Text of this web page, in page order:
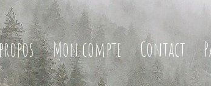
Mon compte Contact